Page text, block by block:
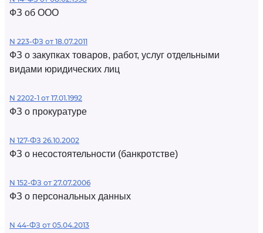
ФЗ об ООО
N 223-ФЗ от 18.07.2011
ФЗ о закупках товаров, работ, услуг отдельными
видами юридических лиц
N 2202-1 от 17.01.1992
ФЗ о прокуратуре
N 127-ФЗ 26.10.2002
ФЗ о несостоятельности (банкротстве)
N 152-ФЗ от 27.07.2006
ФЗ о персональных данных
N 44-ФЗ от 05.04.2013